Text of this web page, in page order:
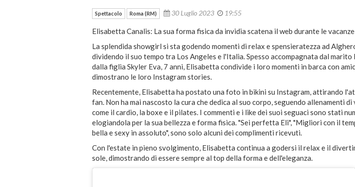
Spettacolo Roma (RM) 30 Luglio 2023 19:55
Elisabetta Canalis: La sua forma fisica da invidia scatena il web durante le
La splendida showgirl si sta godendo momenti di relax e spensieratezza ad
dividendo il suo tempo tra Los Angeles e l'Italia. Spesso accompagnata dal marito
dalla figlia Skyler Eva, 7 anni, Elisabetta condivide i loro momenti in barca con
dimostrano le loro Instagram stories.
Recentemente, Elisabetta ha postato una foto in bikini su Instagram, attirando
fan. Non ha mai nascosto la cura che dedica al suo corpo, seguendo allenamenti
come il cardio, la boxe e il pilates. I commenti e i like dei suoi seguaci sono stati
elogiandola per la sua bellezza e forma fisica. "Sei perfetta Eli", "Migliori con il
bella e sexy in assoluto", sono solo alcuni dei complimenti ricevuti.
Con l'estate in pieno svolgimento, Elisabetta continua a godersi il relax e il
sole, dimostrando di essere sempre al top della forma e dell'eleganza.